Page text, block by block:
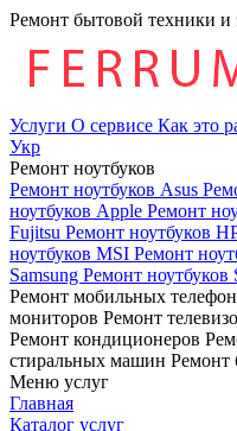
Ремонт бытовой техники и
Услуги О сервисе Как это
Укр
Ремонт ноутбуков
Ремонт ноутбуков Asus
ноутбуков Apple Ремонт
Fujitsu Ремонт ноутбуков
ноутбуков MSI Ремонт
Samsung Ремонт ноутбуков
Ремонт мобильных
мониторов Ремонт
Ремонт кондиционеров
стиральных машин Ремонт
Меню услуг
Главная
Каталог услуг